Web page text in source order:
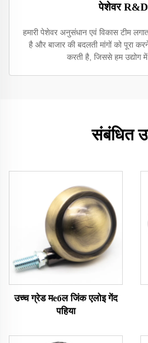
पेशेवर R&D
हमारी पेशेवर अनुसंधान एवं विकास टीम
है और बाजार की बदलती मांगों को पूरा
करती है, जिससे हम उद्योग
संबंधित
उच्च ग्रेड मебल जिंक एलोइ गेंद
पहिया